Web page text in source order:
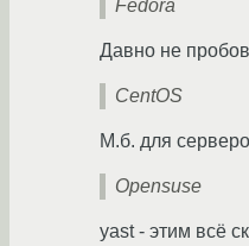
Fedora
Давно не
CentOS
М.б. для
Opensuse
yast - этим всё